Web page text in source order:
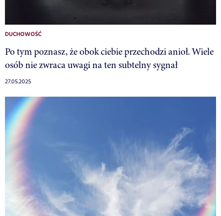
DUCHOWOŚĆ
Po tym poznasz, że obok ciebie przechodzi anioł. Wiele
osób nie zwraca uwagi na ten subtelny sygnał
27.05.2025